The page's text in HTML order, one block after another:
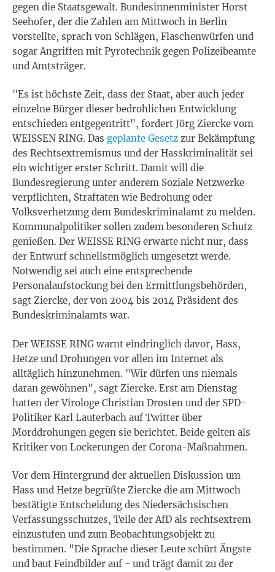
gegen die Staatsgewalt. Bundesinnenminister Horst
Seehofer, der die Zahlen am Mittwoch in Berlin
vorstellte, sprach von Schlägen, Flaschenwürfen und
sogar Angriffen mit Pyrotechnik gegen Polizeibeamte
und Amtsträger.
"Es ist höchste Zeit, dass der Staat, aber auch jeder
einzelne Bürger dieser bedrohlichen Entwicklung
entschieden entgegentritt", fordert Jörg Ziercke vom
WEISSEN RING. Das geplante Gesetz zur Bekämpfung
des Rechtsextremismus und der Hasskriminalität sei
ein wichtiger erster Schritt. Damit will die
Bundesregierung unter anderem Soziale Netzwerke
verpflichten, Straftaten wie Bedrohung oder
Volksverhetzung dem Bundeskriminalamt zu melden.
Kommunalpolitiker sollen zudem besonderen Schutz
genießen. Der WEISSE RING erwarte nicht nur, dass
der Entwurf schnellstmöglich umgesetzt werde.
Notwendig sei auch eine entsprechende
Personalaufstockung bei den Ermittlungsbehörden,
sagt Ziercke, der von 2004 bis 2014 Präsident des
Bundeskriminalamts war.
Der WEISSE RING warnt eindringlich davor, Hass,
Hetze und Drohungen vor allen im Internet als
alltäglich hinzunehmen. "Wir dürfen uns niemals
daran gewöhnen", sagt Ziercke. Erst am Dienstag
hatten der Virologe Christian Drosten und der SPD-
Politiker Karl Lauterbach auf Twitter über
Morddrohungen gegen sie berichtet. Beide gelten als
Kritiker von Lockerungen der Corona-Maßnahmen.
Vor dem Hintergrund der aktuellen Diskussion um
Hass und Hetze begrüßte Ziercke die am Mittwoch
bestätigte Entscheidung des Niedersächsischen
Verfassungsschutzes, Teile der AfD als rechtsextrem
einzustufen und zum Beobachtungsobjekt zu
bestimmen. "Die Sprache dieser Leute schürt Ängste
und baut Feindbilder auf - und trägt damit zu der